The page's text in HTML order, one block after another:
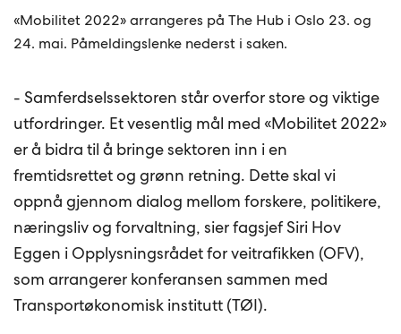
«Mobilitet 2022» arrangeres på The Hub i Oslo 23. og
24. mai. Påmeldingslenke nederst i saken.
- Samferdselssektoren står overfor store og viktige
utfordringer. Et vesentlig mål med «Mobilitet 2022»
er å bidra til å bringe sektoren inn i en
fremtidsrettet og grønn retning. Dette skal vi
oppnå gjennom dialog mellom forskere, politikere,
næringsliv og forvaltning, sier fagsjef Siri Hov
Eggen i Opplysningsrådet for veitrafikken (OFV),
som arrangerer konferansen sammen med
Transportøkonomisk institutt (TØI).